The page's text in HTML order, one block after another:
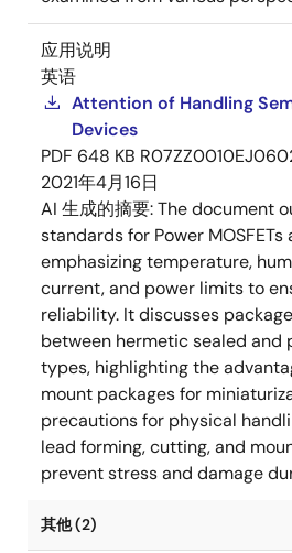
应用说明
英语
Attention of Handling
Devices
PDF 648 KB
2021年4月16日
AI 生成的摘要:The document
standards for Power MOSFETs
emphasizing temperature,
current, and power limits to
reliability. It discusses
between hermetic sealed and
types, highlighting the
mount packages for
precautions for physical
lead forming, cutting, and
prevent stress and damage
其他 (2)